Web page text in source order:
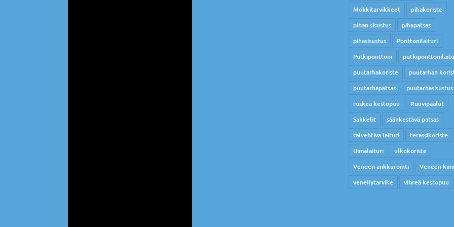
Mökkitarvikkeet
pihakoriste
pihan sisustus
pihapatsas
pihasisustus
Ponttonilaituri
Putkiponttoni
puutarhakoriste
puutarhan
puutarhapatsas
puutarhasisustus
ruskea kestopuu
Ruuvipaalut
Sakkelit
säänkestävä patsas
talvehtiva laituri
terassikoriste
Uimalaituri
ulkokoriste
Veneen ankkurointi
Veneen
veneilytarvike
vihreä kestopuu